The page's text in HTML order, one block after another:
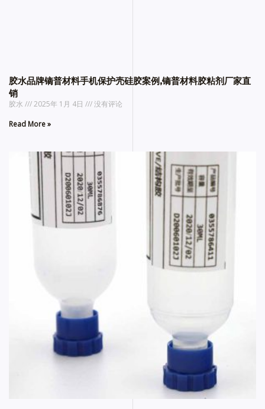
胶水品牌镝普材料手机保护壳硅胶案例,镝普材料胶粘剂厂家直
销
胶水 2025年 1月 4日
没有评论
Read More »